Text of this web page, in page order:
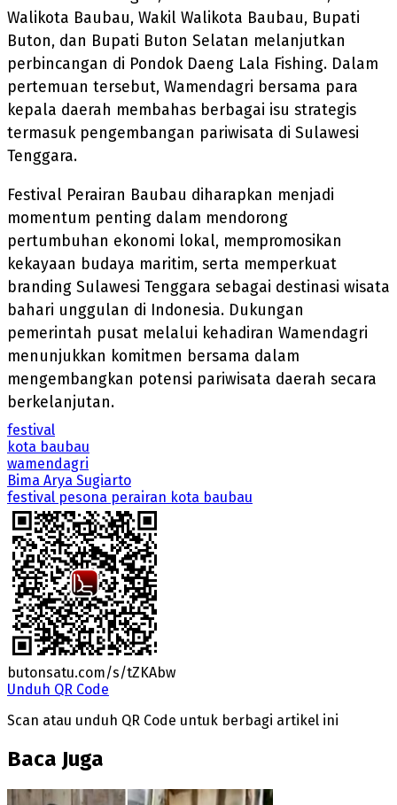
Walikota Baubau, Wakil Walikota Baubau, Bupati
Buton, dan Bupati Buton Selatan melanjutkan
perbincangan di Pondok Daeng Lala Fishing. Dalam
pertemuan tersebut, Wamendagri bersama para
kepala daerah membahas berbagai isu strategis
termasuk pengembangan pariwisata di Sulawesi
Tenggara.
Festival Perairan Baubau diharapkan menjadi
momentum penting dalam mendorong
pertumbuhan ekonomi lokal, mempromosikan
kekayaan budaya maritim, serta memperkuat
branding Sulawesi Tenggara sebagai destinasi wisata
bahari unggulan di Indonesia. Dukungan
pemerintah pusat melalui kehadiran Wamendagri
menunjukkan komitmen bersama dalam
mengembangkan potensi pariwisata daerah secara
berkelanjutan.
festival
kota baubau
wamendagri
Bima Arya Sugiarto
festival pesona perairan kota baubau
butonsatu.com/s/tZKAbw
Unduh QR Code
Scan atau unduh QR Code untuk berbagi artikel ini
Baca Juga